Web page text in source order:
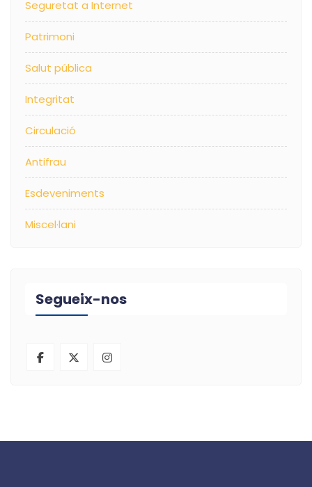
Seguretat a Internet
Patrimoni
Salut pública
Integritat
Circulació
Antifrau
Esdeveniments
Miscel·lani
Segueix-nos